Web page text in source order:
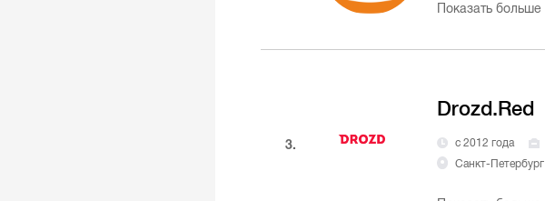
Показать больше
3.
Drozd.Red
с 2012 года
Санкт-Петербург